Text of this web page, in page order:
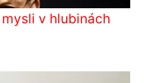
v hlubinách